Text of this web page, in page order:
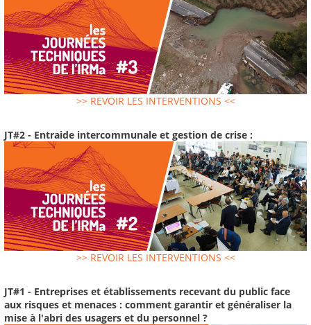
>> REVOIR LES INTERVENTIONS <<
JT#2 - Entraide intercommunale et gestion de crise :
>> REVOIR LES INTERVENTIONS <<
JT#1 - Entreprises et établissements recevant du public face
aux risques et menaces : comment garantir et généraliser la
mise à l'abri des usagers et du personnel ?